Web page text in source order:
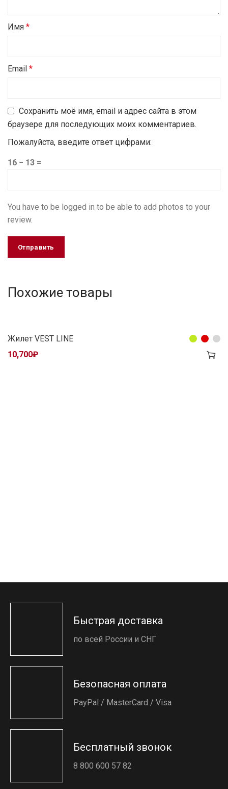
Имя *
Email *
Сохранить моё имя, email и адрес сайта в этом
браузере для последующих моих комментариев.
Пожалуйста, введите ответ цифрами:
16 − 13 =
You have to be logged in to be able to add photos to your
review.
Похожие товары
Жилет VEST LINE
10,700₽
Быстрая доставка
по всей России и СНГ
Безопасная оплата
PayPal / MasterCard / Visa
Бесплатный звонок
8 800 600 57 82